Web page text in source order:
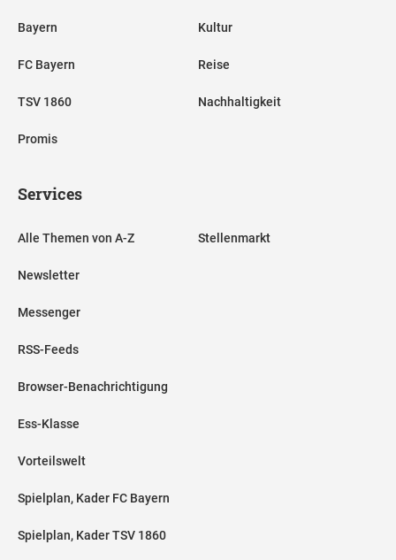
Bayern
FC Bayern
TSV 1860
Promis
Kultur
Reise
Nachhaltigkeit
Services
Alle Themen von A-Z
Newsletter
Messenger
RSS-Feeds
Browser-Benachrichtigung
Ess-Klasse
Vorteilswelt
Spielplan, Kader FC Bayern
Spielplan, Kader TSV 1860
Stellenmarkt